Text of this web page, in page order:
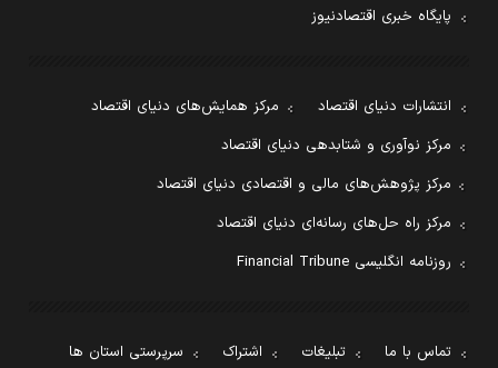
پایگاه خبری اقتصادنیوز
انتشارات دنیای اقتصاد
مرکز همایش‌های دنیای اقتصاد
مرکز نوآوری و شتابدهی دنیای اقتصاد
مرکز پژوهش‌های مالی و اقتصادی دنیای اقتصاد
مرکز راه حل‌های رسانه‌ای دنیای اقتصاد
روزنامه انگلیسی Financial Tribune
تماس با ما تبلیغات اشتراک سرپرستی استان ها